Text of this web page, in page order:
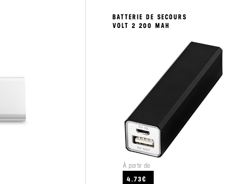
VOIR LE PRODUIT
BATTERIE DE SECOURS
VOLT 2 200 MAH
À partir de
4.73€